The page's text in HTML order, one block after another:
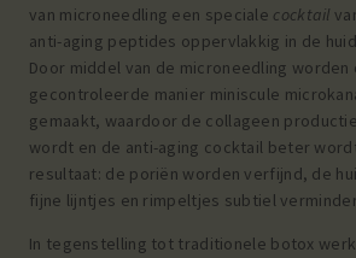
van microneedling een speciale cocktail
anti-aging peptides oppervlakkig in de
Door middel van de microneedling worden
gecontroleerde manier miniscule
gemaakt, waardoor de collageen
wordt en de anti-aging cocktail beter
resultaat: de poriën worden verfijnd, de
fijne lijntjes en rimpeltjes subtiel
In tegenstelling tot traditionele botox